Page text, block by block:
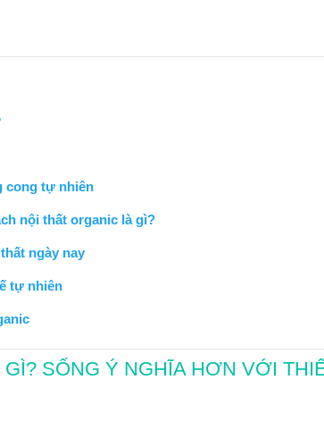
cong tự nhiên
nội thất organic là gì?
ngày nay
tự nhiên
SỐNG Ý NGHĨA HƠN VỚI